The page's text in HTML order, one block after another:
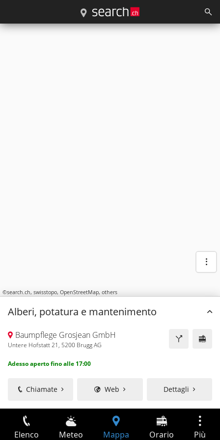
©search.ch, swisstopo, OpenStreetMap, others
Alberi, potatura e mantenimento
Baumpflege Grosjean GmbH
Untere Hofstatt 21, 5200 Brugg AG
Adesso aperto fino alle 17:00
Chiamate Web Dettagli
Elenco Meteo Mappa Orario Più